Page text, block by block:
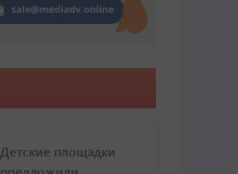
Детские площадки